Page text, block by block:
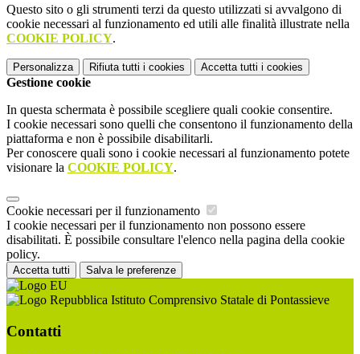
Questo sito o gli strumenti terzi da questo utilizzati si avvalgono di
cookie necessari al funzionamento ed utili alle finalità illustrate nella
COOKIE POLICY.
Personalizza Rifiuta tutti i cookies Accetta tutti i cookies
Gestione cookie
In questa schermata è possibile scegliere quali cookie consentire.
I cookie necessari sono quelli che consentono il funzionamento della
piattaforma e non è possibile disabilitarli.
Per conoscere quali sono i cookie necessari al funzionamento potete
visionare la COOKIE POLICY.
Cookie necessari per il funzionamento
I cookie necessari per il funzionamento non possono essere
disabilitati. È possibile consultare l'elenco nella pagina della cookie
policy.
Accetta tutti Salva le preferenze
Istituto Comprensivo Statale di Pontassieve
Contatti